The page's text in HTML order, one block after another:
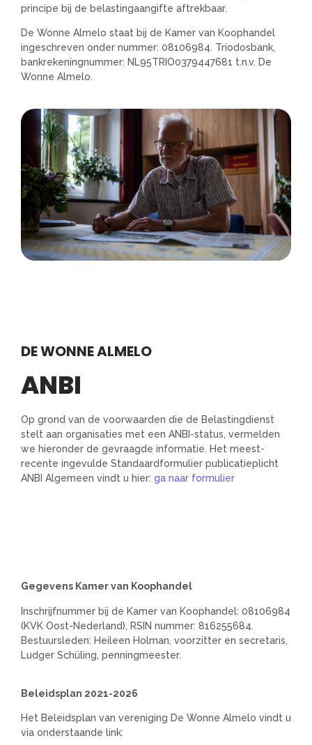
principe bij de belastingaangifte aftrekbaar.
De Wonne Almelo staat bij de Kamer van Koophandel
ingeschreven onder nummer: 08106984. Triodosbank,
bankrekeningnummer: NL95TRIO0379447681 t.n.v. De
Wonne Almelo.
DE WONNE ALMELO
ANBI
Op grond van de voorwaarden die de Belastingdienst
stelt aan organisaties met een ANBI-status, vermelden
we hieronder de gevraagde informatie. Het meest-
recente ingevulde Standaardformulier publicatieplicht
ANBI Algemeen vindt u hier: ga naar formulier
Gegevens Kamer van Koophandel
Inschrijfnummer bij de Kamer van Koophandel: 08106984
(KVK Oost-Nederland), RSIN nummer: 816255684.
Bestuursleden: Heileen Holman, voorzitter en secretaris,
Ludger Schüling, penningmeester.
Beleidsplan 2021-2026
Het Beleidsplan van vereniging De Wonne Almelo vindt u
via onderstaande link: